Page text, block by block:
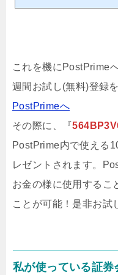
これを機にPostPrime
週間お試し(無料)登録
PostPrimeへ
その際に、『
PostPrime内で使える
レゼントされます。
お金の様に使用するこ
ことが可能！是非お
私が使っている証券